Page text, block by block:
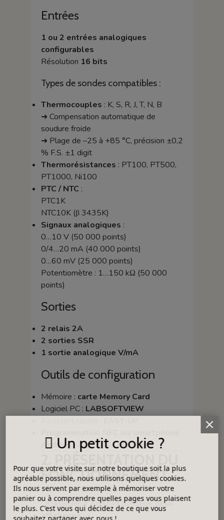
Entrées
1 ou 2 entrées analogiques
configurables
Résolution 16 bits
Types de sondes compatibles :
Thermocouples : K, S, R, J, T, N, B
➜ Compensation automatique de
soudure froide
➜ Plage de –25 à +85 °C, précision ±0,2
% F.S. ±1 digit
Thermorésistances : PT100, PT500,
PT1000, Ni100
PTC / NTC :
PTC1K
NTC10K (β 3435K)
Signaux analogiques :
0…10 V (50 000 points)
0/4…20 mA (40 000 points)
0…60 mV (25 000 points)
Potentiomètre : 1…150 kΩ (50 000
points)
Sorties
2 relais 2A
2 sorties SSR
1 sortie analogique V/mA
Outils de configuration
Mémoire : carte Memory Card
Logiciel PC : LABSOFTVIEW
Android: ApplicationMyPixsys
FONCTIONNEMENT
Le régulateur ATR244 possèdedeux
affichages:
Un petit cookie ?
Pour que votre visite sur notre boutique soit la plus
agréable possible, nous utilisons quelques cookies.
Ils nous servent par exemple à mémoriser votre
panier ou à comprendre quelles pages vous plaisent
le plus. C'est vous qui décidez de ce que vous